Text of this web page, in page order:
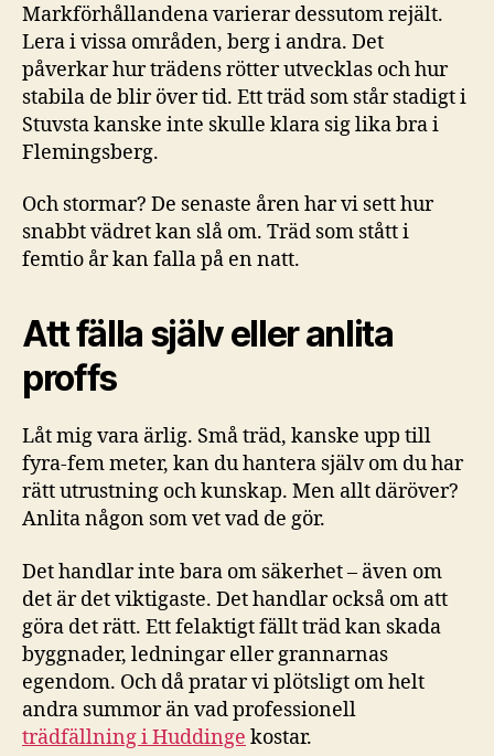
Markförhållandena varierar dessutom rejält.
Lera i vissa områden, berg i andra. Det
påverkar hur trädens rötter utvecklas och hur
stabila de blir över tid. Ett träd som står stadigt i
Stuvsta kanske inte skulle klara sig lika bra i
Flemingsberg.
Och stormar? De senaste åren har vi sett hur
snabbt vädret kan slå om. Träd som stått i
femtio år kan falla på en natt.
Att fälla själv eller anlita
proffs
Låt mig vara ärlig. Små träd, kanske upp till
fyra-fem meter, kan du hantera själv om du har
rätt utrustning och kunskap. Men allt däröver?
Anlita någon som vet vad de gör.
Det handlar inte bara om säkerhet – även om
det är det viktigaste. Det handlar också om att
göra det rätt. Ett felaktigt fällt träd kan skada
byggnader, ledningar eller grannarnas
egendom. Och då pratar vi plötsligt om helt
andra summor än vad professionell
trädfällning i Huddinge kostar.